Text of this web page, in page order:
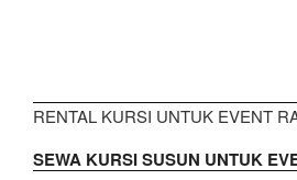
RENTAL KURSI UNTUK EVENT
SEWA KURSI SUSUN UNTUK